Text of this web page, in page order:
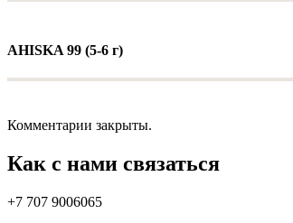
AHISKA 99 (5-6 г)
Комментарии закрыты.
Как с нами связаться
+7 707 9006065